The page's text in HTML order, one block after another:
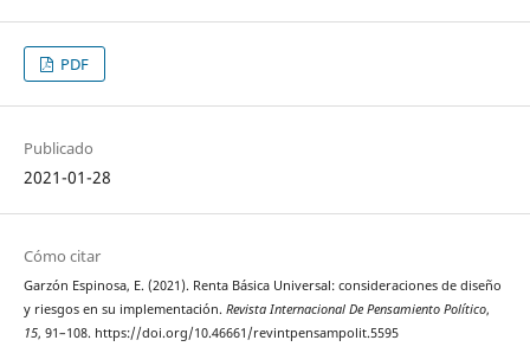
PDF
Publicado
2021-01-28
Cómo citar
Garzón Espinosa, E. (2021). Renta Básica Universal: consideraciones de diseño
y riesgos en su implementación. Revista Internacional De Pensamiento Político,
15, 91–108. https://doi.org/10.46661/revintpensampolit.5595